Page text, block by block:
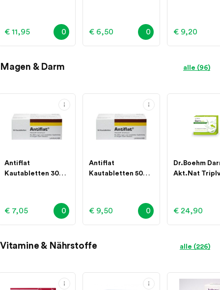
€ 11,95 0 € 6,50 0 € 9,20
Magen & Darm alle (96)
Antiflat
Kautabletten 30
€ 7,05 0
Antiflat
Kautabletten 50
€ 9,50 0
Dr.Boehm
Akt.Nat
€ 24,90
Vitamine & Nährstoffe alle (226)